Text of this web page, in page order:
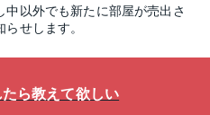
以外でも新たに部屋が売出さ
せします。
ら教えて欲しい